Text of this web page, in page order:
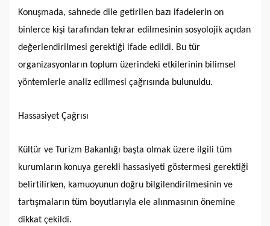
Konuşmada, sahnede dile getirilen bazı ifadelerin on
binlerce kişi tarafından tekrar edilmesinin sosyolojik açıdan
değerlendirilmesi gerektiği ifade edildi. Bu tür
organizasyonların toplum üzerindeki etkilerinin bilimsel
yöntemlerle analiz edilmesi çağrısında bulunuldu.
Hassasiyet Çağrısı
Kültür ve Turizm Bakanlığı başta olmak üzere ilgili tüm
kurumların konuya gerekli hassasiyeti göstermesi gerektiği
belirtilirken, kamuoyunun doğru bilgilendirilmesinin ve
tartışmaların tüm boyutlarıyla ele alınmasının önemine
dikkat çekildi.